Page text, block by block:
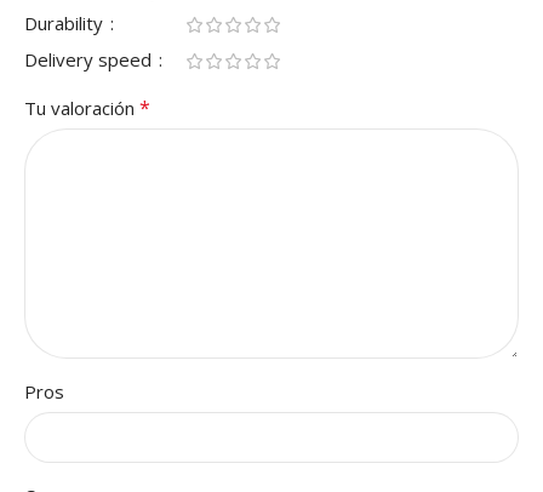
Durability
Delivery speed
Tu valoración *
Pros